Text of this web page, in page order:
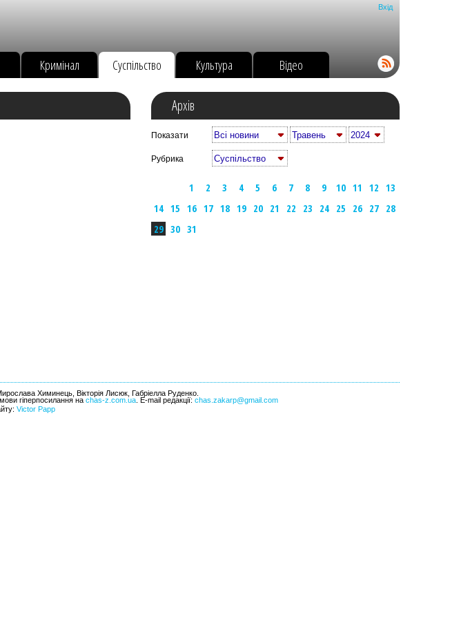
Вхід
Кримінал Суспільство Культура Відео
Архів
Показати
Рубрика
1 2 3 4 5 6 7 8 9 10 11 12 13
14 15 16 17 18 19 20 21 22 23 24 25 26 27 28
29 30 31
Химинець, Вікторія Лисюк, Габріелла Руденко.
гіперпосилання на chas-z.com.ua . E-mail редакції: chas.zakarp@gmail.com
Victor Papp